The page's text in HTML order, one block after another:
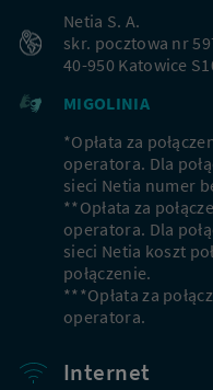
Netia S. A.
skr. pocztowa nr
40-950 Katowice
MIGOLINIA
*Opłata za
operatora. Dla
sieci Netia numer
**Opłata za
operatora. Dla
sieci Netia koszt
połączenie.
***Opłata za
operatora.
Internet